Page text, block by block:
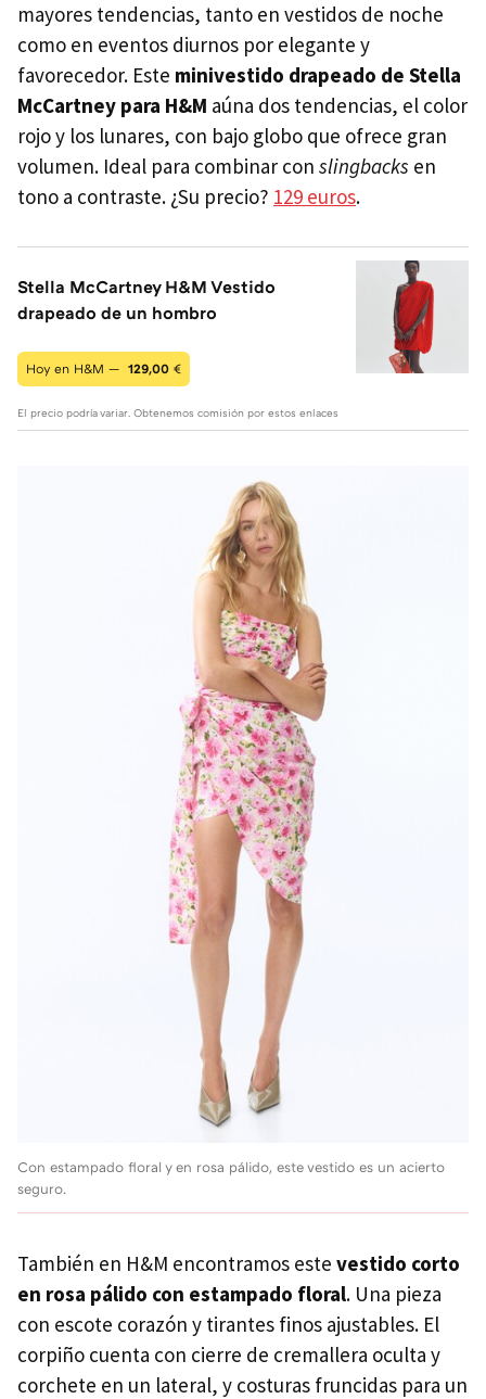
mayores tendencias, tanto en vestidos de noche
como en eventos diurnos por elegante y
favorecedor. Este minivestido drapeado de Stella
McCartney para H&M aúna dos tendencias, el color
rojo y los lunares, con bajo globo que ofrece gran
volumen. Ideal para combinar con slingbacks en
tono a contraste. ¿Su precio? 129 euros.
Stella McCartney H&M Vestido
drapeado de un hombro
Hoy en H&M — 129,00 €
El precio podría variar. Obtenemos comisión por estos enlaces
Con estampado floral y en rosa pálido, este vestido es un acierto
seguro.
También en H&M encontramos este vestido corto
en rosa pálido con estampado floral. Una pieza
con escote corazón y tirantes finos ajustables. El
corpiño cuenta con cierre de cremallera oculta y
corchete en un lateral, y costuras fruncidas para un